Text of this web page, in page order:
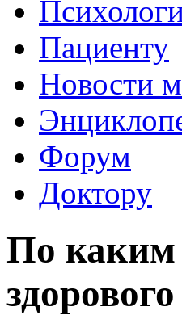
Пациенту
Новости
Форум
Доктору
По каким